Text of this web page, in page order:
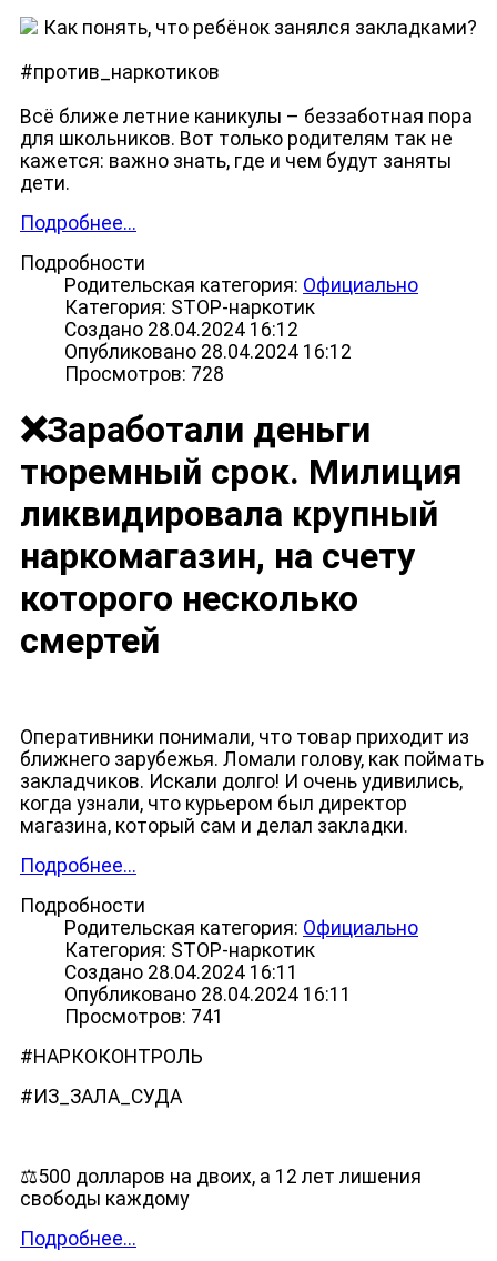
Как понять, что ребёнок занялся закладками?
#против_наркотиков
Всё ближе летние каникулы – беззаботная пора
для школьников. Вот только родителям так не
кажется: важно знать, где и чем будут заняты
дети.
Подробнее...
Подробности
Родительская категория: Официально
Категория: STOP-наркотик
Создано 28.04.2024 16:12
Опубликовано 28.04.2024 16:12
Просмотров: 728
❌Заработали деньги
тюремный срок. Милиция
ликвидировала крупный
наркомагазин, на счету
которого несколько
смертей
Оперативники понимали, что товар приходит из
ближнего зарубежья. Ломали голову, как поймать
закладчиков. Искали долго! И очень удивились,
когда узнали, что курьером был директор
магазина, который сам и делал закладки.
Подробнее...
Подробности
Родительская категория: Официально
Категория: STOP-наркотик
Создано 28.04.2024 16:11
Опубликовано 28.04.2024 16:11
Просмотров: 741
#НАРКОКОНТРОЛЬ
#ИЗ_ЗАЛА_СУДА
⚖️500 долларов на двоих, а 12 лет лишения
свободы каждому
Подробнее...